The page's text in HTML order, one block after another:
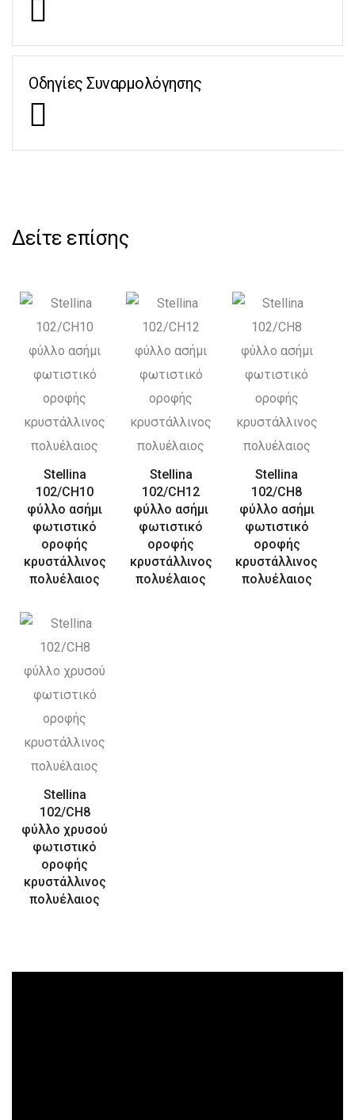
Οδηγίες Συναρμολόγησης
Δείτε επίσης
Stellina
102/CH10
φύλλο ασήμι
φωτιστικό
οροφής
κρυστάλλινος
πολυέλαιος
Stellina
102/CH12
φύλλο ασήμι
φωτιστικό
οροφής
κρυστάλλινος
πολυέλαιος
Stellina
102/CH8
φύλλο ασήμι
φωτιστικό
οροφής
κρυστάλλινος
πολυέλαιος
Stellina
102/CH8
φύλλο χρυσού
φωτιστικό
οροφής
κρυστάλλινος
πολυέλαιος